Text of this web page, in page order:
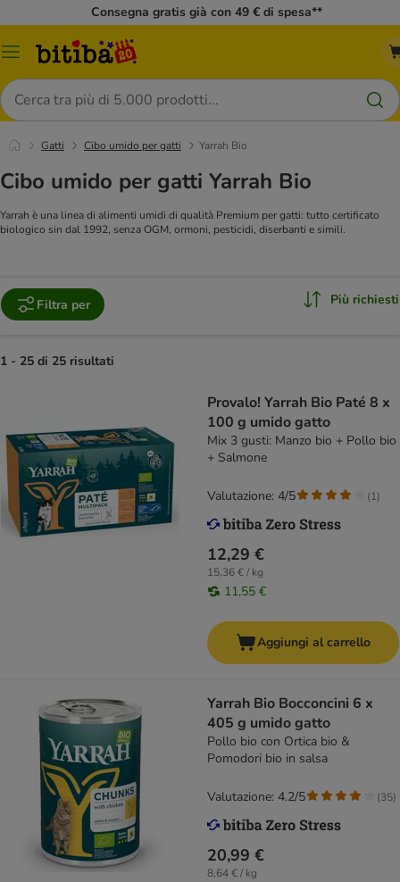
Consegna gratis già con 49 € di spesa**
Overview
Cerca
Gatti Cibo umido per gatti Yarrah Bio
Cibo umido per gatti Yarrah Bio
Yarrah è una linea di alimenti umidi di qualità Premium per gatti: tutto certificato
biologico sin dal 1992, senza OGM, ormoni, pesticidi, diserbanti e simili.
Filtra per Più richiesti
1 - 25 di 25 risultati
Provalo! Yarrah Bio Paté 8 x
100 g umido gatto
Mix 3 gusti: Manzo bio + Pollo bio
+ Salmone
12,29 €
15,36 € / kg
11,55 €
Valutazione: 4/5 (1)
Aggiungi al carrello
Yarrah Bio Bocconcini 6 x
405 g umido gatto
Pollo bio con Ortica bio &
Pomodori bio in salsa
20,99 €
8,64 € / kg
Valutazione: 4.2/5 (35)